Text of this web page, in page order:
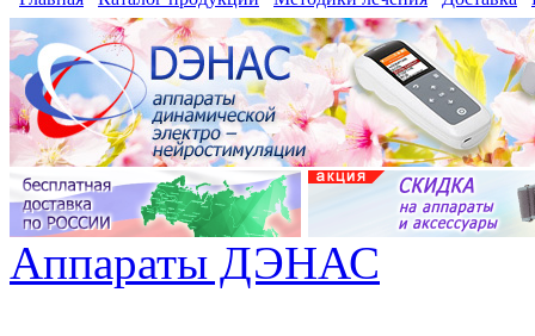
Аппараты ДЭНАС